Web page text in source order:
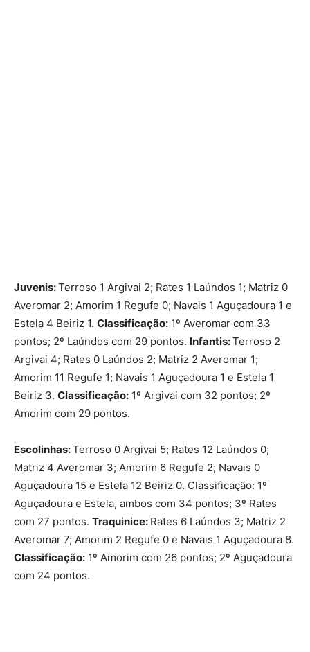
Juvenis:Terroso 1 Argivai 2; Rates 1 Laúndos 1; Matriz 0
Averomar 2; Amorim 1 Regufe 0; Navais 1 Aguçadoura 1 e
Estela 4 Beiriz 1. Classificação: 1º Averomar com 33
pontos; 2º Laúndos com 29 pontos. Infantis:Terroso 2
Argivai 4; Rates 0 Laúndos 2; Matriz 2 Averomar 1;
Amorim 11 Regufe 1; Navais 1 Aguçadoura 1 e Estela 1
Beiriz 3. Classificação: 1º Argivai com 32 pontos; 2º
Amorim com 29 pontos.
Escolinhas:Terroso 0 Argivai 5; Rates 12 Laúndos 0;
Matriz 4 Averomar 3; Amorim 6 Regufe 2; Navais 0
Aguçadoura 15 e Estela 12 Beiriz 0. Classificação: 1º
Aguçadoura e Estela, ambos com 34 pontos; 3º Rates
com 27 pontos. Traquinice: Rates 6 Laúndos 3; Matriz 2
Averomar 7; Amorim 2 Regufe 0 e Navais 1 Aguçadoura 8.
Classificação: 1º Amorim com 26 pontos; 2º Aguçadoura
com 24 pontos.